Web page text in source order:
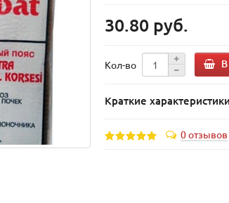
30.80 руб.
Кол-во
Краткие характеристики
0 отзывов